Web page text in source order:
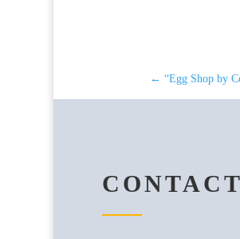
← “Egg Shop by
CONTACT